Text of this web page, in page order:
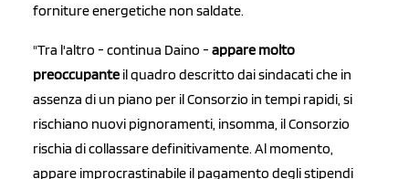
forniture energetiche non saldate.
"Tra l'altro - continua Daino - appare molto
preoccupante il quadro descritto dai sindacati che in
assenza di un piano per il Consorzio in tempi rapidi, si
rischiano nuovi pignoramenti, insomma, il Consorzio
rischia di collassare definitivamente. Al momento,
appare improcrastinabile il pagamento degli stipendi